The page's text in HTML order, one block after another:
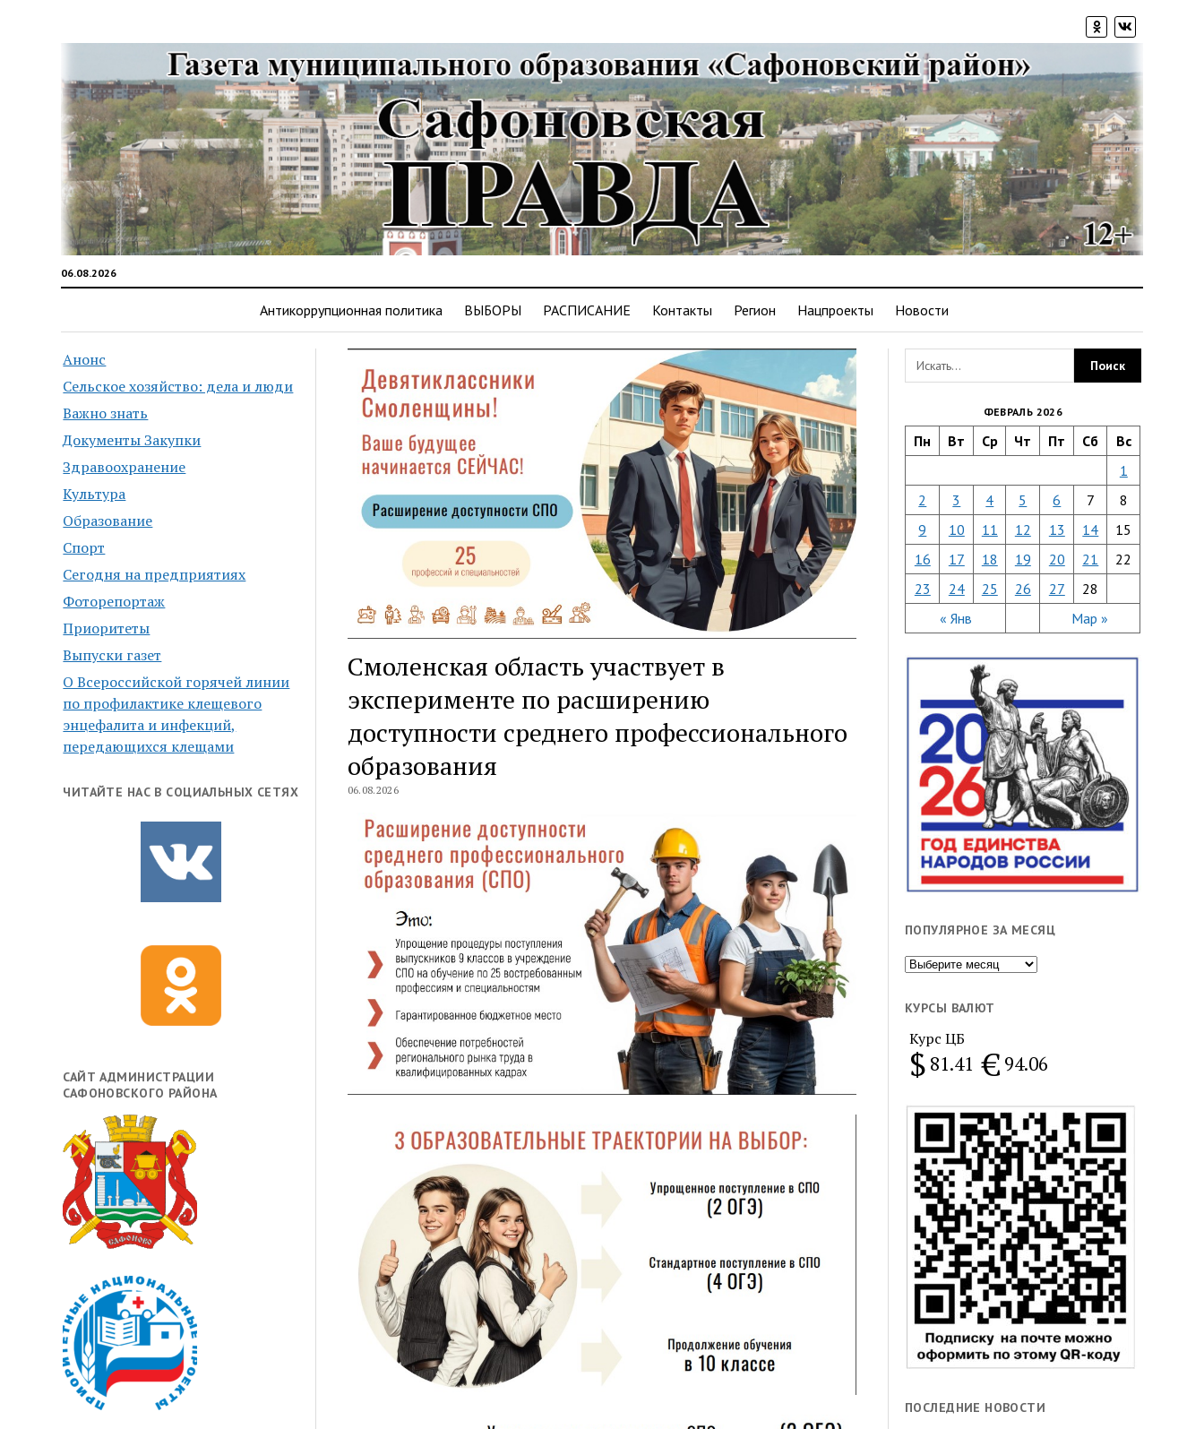
06.08.2026
Антикоррупционная политика ВЫБОРЫ РАСПИСАНИЕ Контакты Регион Нацпроекты Новости
Анонс
Сельское хозяйство: дела и люди
Важно знать
Документы Закупки
Здравоохранение
Культура
Образование
Спорт
Сегодня на предприятиях
Фоторепортаж
Приоритеты
Выпуски газет
О Всероссийской горячей линии
по профилактике клещевого
энцефалита и инфекций,
передающихся клещами
ЧИТАЙТЕ НАС В СОЦИАЛЬНЫХ СЕТЯХ
САЙТ АДМИНИСТРАЦИИ
САФОНОВСКОГО РАЙОНА
Смоленская область участвует в
эксперименте по расширению
доступности среднего профессионального
образования
06.08.2026
ФЕВРАЛЬ 2026
Пн Вт Ср Чт Пт Сб Вс
« Янв Мар »
1
2
3 4 5 6 7
8
9
10 11 12 13 14
15
16
17 18 19 20 21
22
23
24 25 26 27 28
ПОПУЛЯРНОЕ ЗА МЕСЯЦ
Популярное
месяц
КУРСЫ ВАЛЮТ
Курс ЦБ
$ 81.41 € 94.06
ПОСЛЕДНИЕ НОВОСТИ